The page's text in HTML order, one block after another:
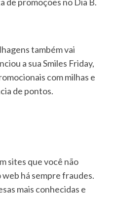
também vai
a sua Smiles Friday,
com milhas e
de pontos.
sites que você não
há sempre fraudes.
mais conhecidas e